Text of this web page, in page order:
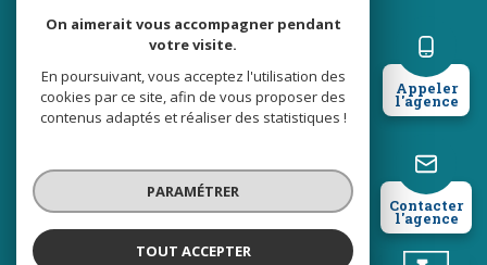
Appeler
l'agence
Contacter
l'agence
Cookies
© 2026 | Tous droits réservés
Réalisé par
On aimerait vous accompagner pendant
votre visite.
En poursuivant, vous acceptez l'utilisation des
cookies par ce site, afin de vous proposer des
contenus adaptés et réaliser des statistiques !
PARAMÉTRER
TOUT ACCEPTER